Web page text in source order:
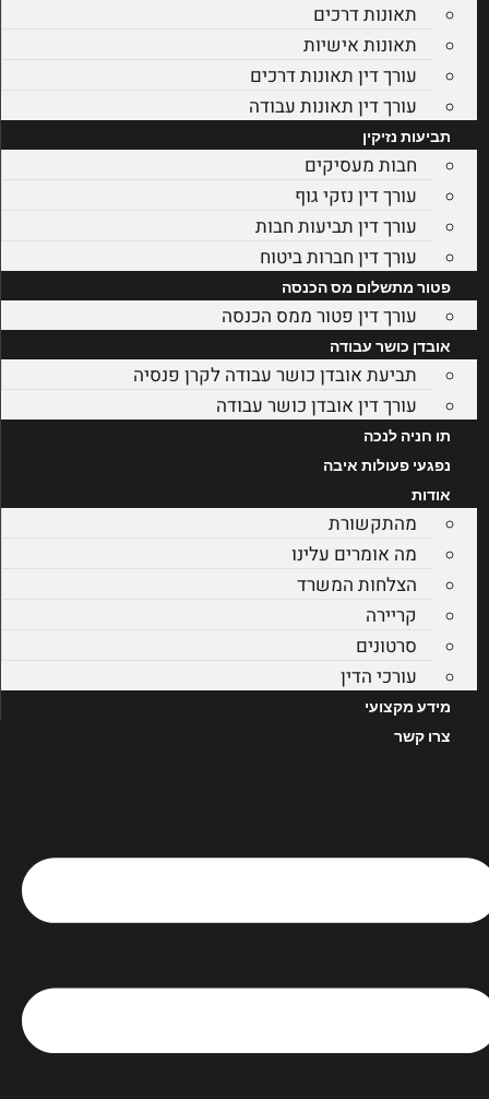
תאונות דרכים
תאונות אישיות
עורך דין תאונות דרכים
עורך דין תאונות עבודה
תביעות נזיקין
חבות מעסיקים
עורך דין נזקי גוף
עורך דין תביעות חבות
עורך דין חברות ביטוח
פטור מתשלום מס הכנסה
עורך דין פטור ממס הכנסה
אובדן כושר עבודה
תביעת אובדן כושר עבודה לקרן פנסיה
עורך דין אובדן כושר עבודה
תו חניה לנכה
נפגעי פעולות איבה
אודות
מהתקשורת
מה אומרים עלינו
הצלחות המשרד
קריירה
סרטונים
עורכי הדין
מידע מקצועי
צרו קשר